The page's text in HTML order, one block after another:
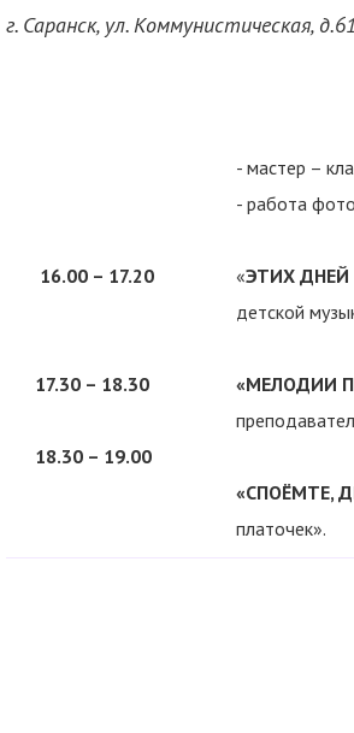
г. Саранск, ул. Коммунистическая, д.61
16.00 – 17.20
17.30 – 18.30
18.30 – 19.00
- мастер –
- работа
«ЭТИХ ДНЕЙ
детской
«МЕЛОДИИ
«СПОЁМТЕ,
платочек».